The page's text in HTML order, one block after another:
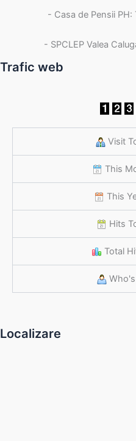
- Casa de Pensii
- SPCLEP Valea
Trafic web
Visit
This
This
Hits
Total
Localizare